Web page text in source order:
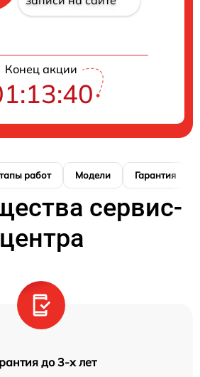
Конец акции
работ Модели Гарантия
сервис-
центра
до 3-х лет